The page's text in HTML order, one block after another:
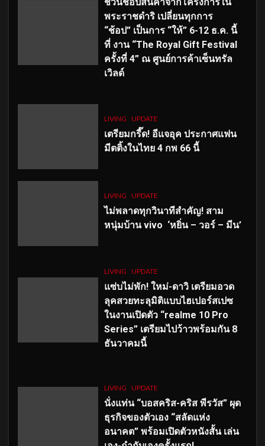
พระราชดำริ เปลี่ยนทุกการ
“ช้อป” เป็นการ “ให้” 6-12 ธ.ค. นี้
ที่ งาน “The Royal Gift Festival
ครั้งที่ 4” ณ ศูนย์การค้าเซ็นทรัล
เวิลด์
LIVING UPDATE
เตรียมกรี๊ด! อีแจอุค ประกาศแฟน
มีตติ้งในไทย 4 กพ 66 นี้
LIVING UPDATE
ไม่พลาดทุกวินาทีสำคัญ! สาม
หนุ่มบ้าน vivo ‘หยิ่น – วอร์ – มีน’
LIVING UPDATE
แซ่บไม่พัก! ใหม่-ดาวิ เตรียมอวด
ลุคสวยทะลุมิติแบบไฮเปอร์สเปซ
ในงานเปิดตัว “realme 10 Pro
Series” เตรียมไปว้าวพร้อมกัน 8
ธันวาคมนี้
LIVING UPDATE
นั่งแท่น “บอสคริส-คริส พีรวัส” ผุด
ธุรกิจของตัวเอง “สลัดแห่ง
อนาคต” พร้อมเปิดตัวหนังสั้น เล่น